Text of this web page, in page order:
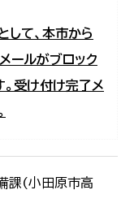
して、本市から
ールがブロック
。受け付け完了メ
課(小田原市高